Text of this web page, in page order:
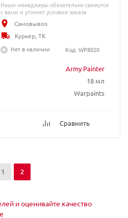
Army Painter
18 мл
Warpaints
Сравнить
Наши менеджеры обязательно свяжутся
с вами и уточнят условия заказа
Самовывоз
Курьер, ТК
Нет в наличии
Код: WP8020
1
2